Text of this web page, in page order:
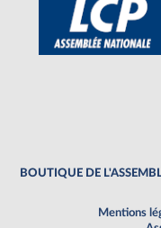
BOUTIQUE DE
Mentions